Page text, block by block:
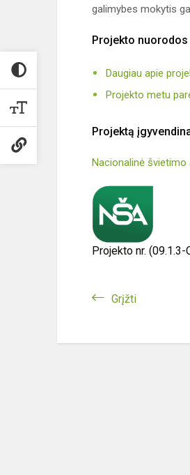
galimybes mokytis
Projekto nuorodos
Daugiau apie
Projekto metu
Projektą
Nacionalinė švietimo
Projekto nr.
Grįžti